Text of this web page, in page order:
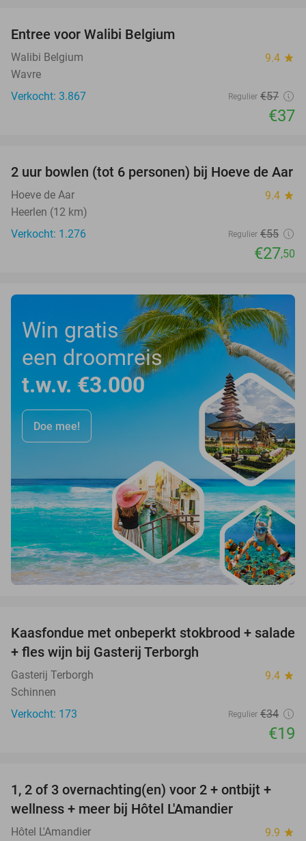
Entree voor Walibi Belgium
Walibi Belgium 9.4 star
Wavre
Verkocht: 3.867
Regulier €57
€37
50%
2 uur bowlen (tot 6 personen) bij Hoeve de Aar
Hoeve de Aar 9.4 star
Heerlen (12 km)
Verkocht: 1.276
Regulier €55
€27,50
Win gratis
een droomreis
t.w.v. €3.000
Doe mee!
44%
Kaasfondue met onbeperkt stokbrood + salade
+ fles wijn bij Gasterij Terborgh
Gasterij Terborgh 9.4 star
Schinnen
Verkocht: 173
Regulier €34
€19
32%
TODAY
1, 2 of 3 overnachting(en) voor 2 + ontbijt +
wellness + meer bij Hôtel L'Amandier
Hôtel L'Amandier 9.9 star